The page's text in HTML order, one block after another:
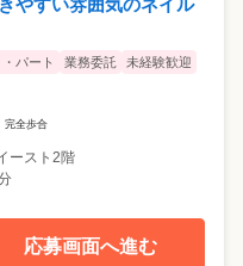
やすい雰囲気のネイル
パート 業務委託
未経験歓迎
完全歩合
ースト2階
応募画面へ進む